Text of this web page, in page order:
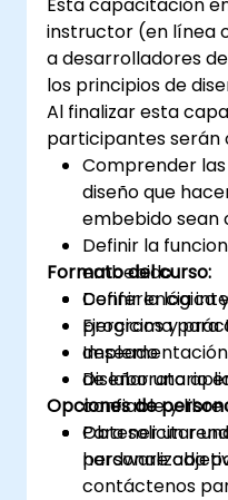
instructor (en línea
a desarrolladores
los principios de
Al finalizar esta
participantes serán
Comprender
diseño que
embebido sean
Definir la
embebido
Definir la lógica
programa para
deseado
Diseñar una
confiable y
Obtener un
hardware
Formato del curso:
Conferencia
Ejercicios y
de laboratorio
Opciones de
Para solicitar
personalizada
contáctenos